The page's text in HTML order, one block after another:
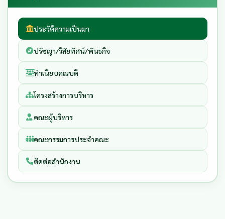
ประวัติความเป็นมา
ปรัชญา/วิสัยทัศน์/พันธกิจ
ทำเนียบคณบดี
โครงสร้างการบริหาร
คณะผู้บริหาร
คณะกรรมการประจำคณะ
ติดต่อสำนักงาน